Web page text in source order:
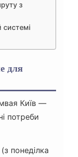
з
системі
для
Київ —
потреби
понеділка